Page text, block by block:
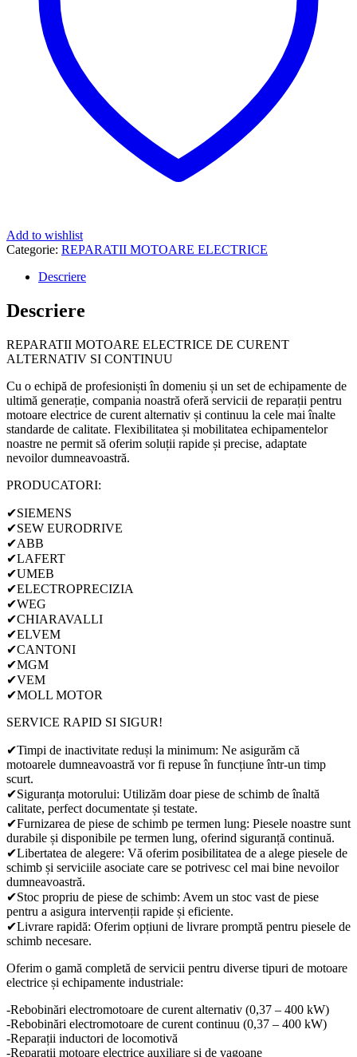
Add to wishlist
Categorie: REPARATII MOTOARE ELECTRICE
Descriere
Descriere
REPARATII MOTOARE ELECTRICE DE CURENT
ALTERNATIV SI CONTINUU
Cu o echipă de profesioniști în domeniu și un set de echipamente de
ultimă generație, compania noastră oferă servicii de reparații pentru
motoare electrice de curent alternativ și continuu la cele mai înalte
standarde de calitate. Flexibilitatea și mobilitatea echipamentelor
noastre ne permit să oferim soluții rapide și precise, adaptate
nevoilor dumneavoastră.
PRODUCATORI:
✔SIEMENS
✔SEW EURODRIVE
✔ABB
✔LAFERT
✔UMEB
✔ELECTROPRECIZIA
✔WEG
✔CHIARAVALLI
✔ELVEM
✔CANTONI
✔MGM
✔VEM
✔MOLL MOTOR
SERVICE RAPID SI SIGUR!
✔Timpi de inactivitate reduși la minimum: Ne asigurăm că
motoarele dumneavoastră vor fi repuse în funcțiune într-un timp
scurt.
✔Siguranța motorului: Utilizăm doar piese de schimb de înaltă
calitate, perfect documentate și testate.
✔Furnizarea de piese de schimb pe termen lung: Piesele noastre sunt
durabile și disponibile pe termen lung, oferind siguranță continuă.
✔Libertatea de alegere: Vă oferim posibilitatea de a alege piesele de
schimb și serviciile asociate care se potrivesc cel mai bine nevoilor
dumneavoastră.
✔Stoc propriu de piese de schimb: Avem un stoc vast de piese
pentru a asigura intervenții rapide și eficiente.
✔Livrare rapidă: Oferim opțiuni de livrare promptă pentru piesele de
schimb necesare.
Oferim o gamă completă de servicii pentru diverse tipuri de motoare
electrice și echipamente industriale:
-Rebobinări electromotoare de curent alternativ (0,37 – 400 kW)
-Rebobinări electromotoare de curent continuu (0,37 – 400 kW)
-Reparații inductori de locomotivă
-Reparații motoare electrice auxiliare și de vagoane